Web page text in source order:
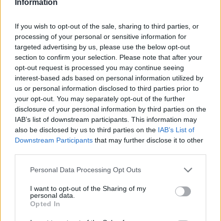
Information
If you wish to opt-out of the sale, sharing to third parties, or
processing of your personal or sensitive information for
targeted advertising by us, please use the below opt-out
section to confirm your selection. Please note that after your
opt-out request is processed you may continue seeing
interest-based ads based on personal information utilized by
us or personal information disclosed to third parties prior to
your opt-out. You may separately opt-out of the further
disclosure of your personal information by third parties on the
IAB’s list of downstream participants. This information may
also be disclosed by us to third parties on the IAB’s List of
Downstream Participants that may further disclose it to other
Please note that this website/app uses one or more Google
not limited to your visit or usage behaviour. You may click to
grant or deny consent to Google and its third-party tags to
use your data for below specified purposes in below Google
consent section.
Personal Data Processing Opt Outs
I want to opt-out of the Sharing of my
personal data.
Opted In
„A kapcsolatok manapság
felületesek”
— nyilatkozta a rabbi.
„Igazából nem is tudjuk, mire
van a szex. És mivel nem értjük a
célját, nem is tudjuk megoldani
[a kapcsolatok kiüresedését]”.
Boteachot korábban az eladási listák